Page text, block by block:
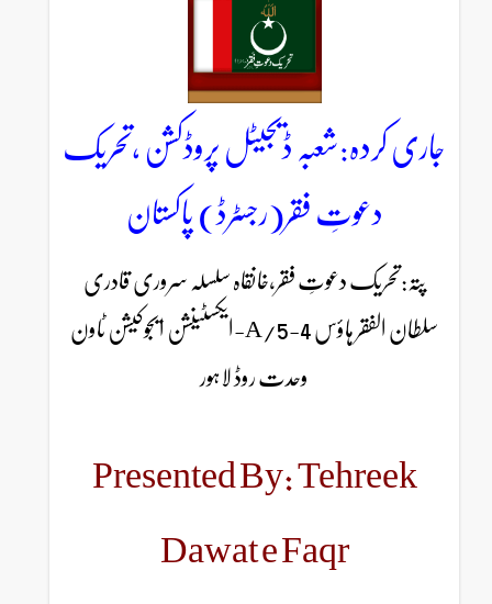
جاری کردہ:شعبہ ڈیجیٹل پروڈکشن ،تحریک
دعوتِ فقر(رجسٹرڈ) پاکستان
پتہ:تحریک دعوتِ فقر،خانقاہ سلسلہ سروری قادری
سلطان الفقر ہاؤس 4-5/A-ایکسٹینشن ایجوکیشن ٹاون
وحدت روڈ لاہور
Presented By: Tehreek
Dawat e Faqr